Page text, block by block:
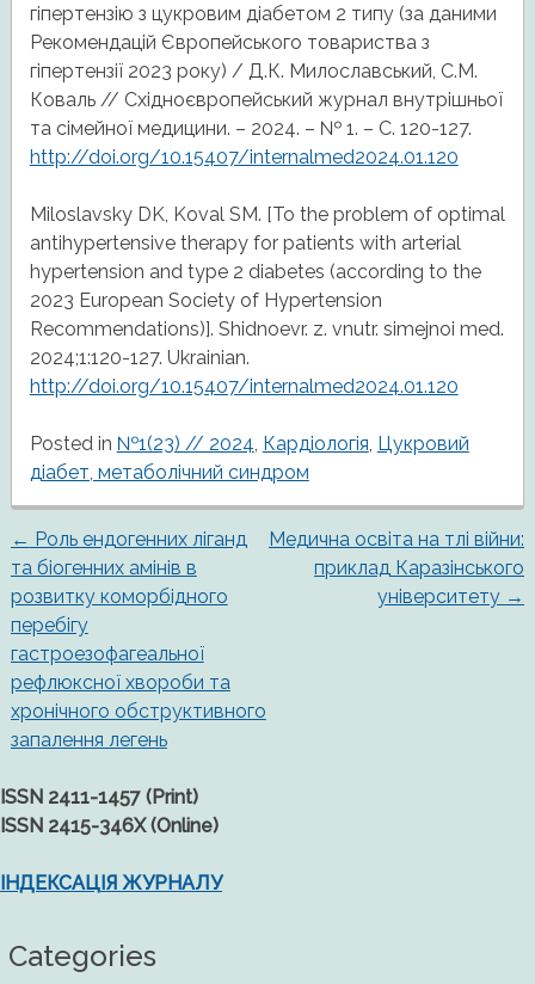
гіпертензію з цукровим діабетом 2 типу (за даними
Рекомендацій Європейського товариства з
гіпертензії 2023 року) / Д.К. Милославський, С.М.
Коваль // Східноєвропейський журнал внутрішньої
та сімейної медицини. – 2024. – № 1. – С. 120-127.
http://doi.org/10.15407/internalmed2024.01.120
Miloslavsky DK, Koval SM. [To the problem of optimal
antihypertensive therapy for patients with arterial
hypertension and type 2 diabetes (according to the
2023 European Society of Hypertension
Recommendations)]. Shidnoevr. z. vnutr. simejnoi med.
2024;1:120-127. Ukrainian.
http://doi.org/10.15407/internalmed2024.01.120
Posted in №1(23) // 2024, Кардіологія, Цукровий
діабет, метаболічний синдром
Post
navigation
← Роль ендогенних ліганд
та біогенних амінів в
розвитку коморбідного
перебігу
гастроезофагеальної
рефлюксної хвороби та
хронічного обструктивного
запалення легень
Медична освіта на тлі війни:
приклад Каразінського
університету →
ISSN 2411-1457 (Print)
ISSN 2415-346X (Online)
ІНДЕКСАЦІЯ ЖУРНАЛУ
Categories